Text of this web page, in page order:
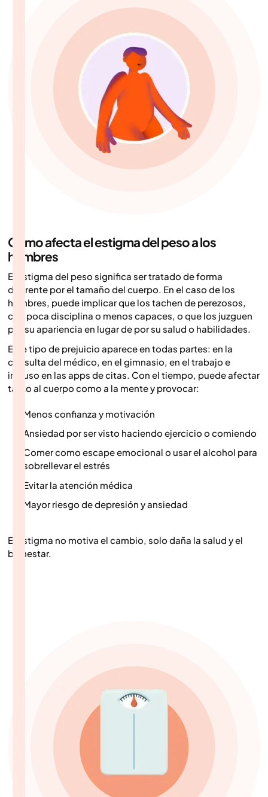
Cómo afecta el estigma del peso a los
hombres
El estigma del peso significa ser tratado de forma
diferente por el tamaño del cuerpo. En el caso de los
hombres, puede implicar que los tachen de perezosos,
con poca disciplina o menos capaces, o que los juzguen
por su apariencia en lugar de por su salud o habilidades.
Este tipo de prejuicio aparece en todas partes: en la
consulta del médico, en el gimnasio, en el trabajo e
incluso en las apps de citas. Con el tiempo, puede afectar
tanto al cuerpo como a la mente y provocar:
Menos confianza y motivación
Ansiedad por ser visto haciendo ejercicio o comiendo
Comer como escape emocional o usar el alcohol para
sobrellevar el estrés
Evitar la atención médica
Mayor riesgo de depresión y ansiedad
El estigma no motiva el cambio, solo daña la salud y el
bienestar.